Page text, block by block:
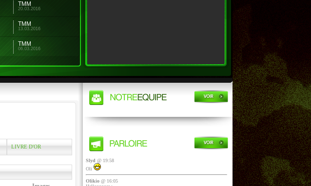
TMM
20.03.2016
TMM
13.03.2016
TMM
06.03.2016
LIVRE D'OR
Slyd @ 19:58
Oli
Olikio@ 16:05